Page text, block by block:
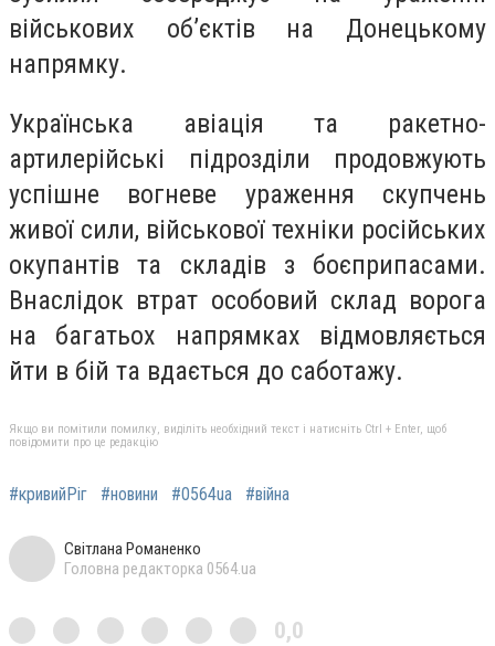
військових об’єктів на Донецькому
напрямку.
Українська авіація та ракетно-
артилерійські підрозділи продовжують
успішне вогневе ураження скупчень
живої сили, військової техніки російських
окупантів та складів з боєприпасами.
Внаслідок втрат особовий склад ворога
на багатьох напрямках відмовляється
йти в бій та вдається до саботажу.
Якщо ви помітили помилку, виділіть необхідний текст і натисніть Ctrl + Enter, щоб
повідомити про це редакцію
#кривийРіг #новини #0564ua #війна
Світлана Романенко
Головна редакторка 0564.ua
0,0